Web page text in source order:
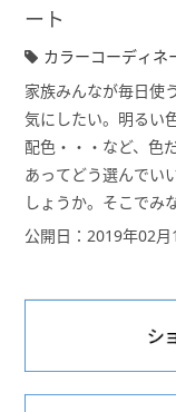
ート
カラーコーディネ
家族みんなが毎日使
気にしたい。明るい
配色・・・など、色
あってどう選んでい
しょうか。そこでみ
水まわりで採用され
公開日：2019年02